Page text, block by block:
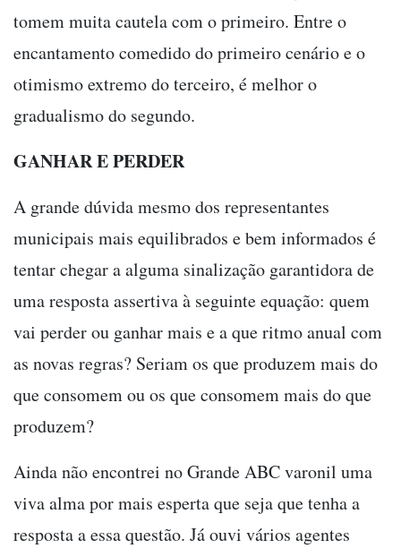
tomem muita cautela com o primeiro. Entre o
encantamento comedido do primeiro cenário e o
otimismo extremo do terceiro, é melhor o
gradualismo do segundo.
GANHAR E PERDER
A grande dúvida mesmo dos representantes
municipais mais equilibrados e bem informados é
tentar chegar a alguma sinalização garantidora de
uma resposta assertiva à seguinte equação: quem
vai perder ou ganhar mais e a que ritmo anual com
as novas regras? Seriam os que produzem mais do
que consomem ou os que consomem mais do que
produzem?
Ainda não encontrei no Grande ABC varonil uma
viva alma por mais esperta que seja que tenha a
resposta a essa questão. Já ouvi vários agentes